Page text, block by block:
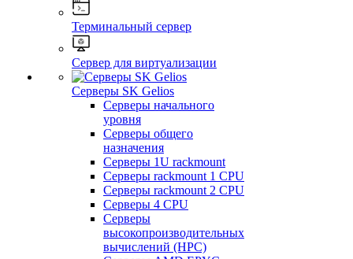
Терминальный сервер
Сервер для виртуализации
Серверы SK Gelios
Серверы начального
уровня
Серверы общего
назначения
Серверы 1U rackmount
Серверы rackmount 1 CPU
Серверы rackmount 2 CPU
Серверы 4 CPU
Серверы
высокопроизводительных
вычислений (HPC)